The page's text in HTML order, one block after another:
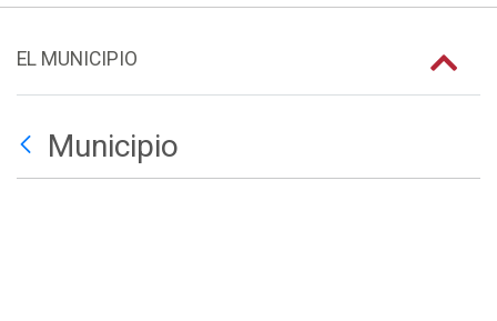
EL MUNICIPIO
Municipio